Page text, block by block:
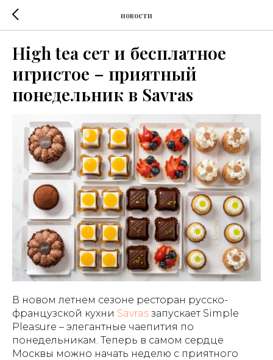
новости
High tea сет и бесплатное
игристое – приятный
понедельник в Savras
В новом летнем сезоне ресторан русско-
французской кухни Savras запускает Simple
Pleasure – элегантные чаепития по
понедельникам. Теперь в самом сердце
Москвы можно начать неделю с приятного